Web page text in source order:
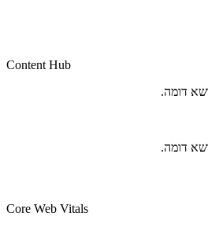
Content Hub
דומה.
דומה.
Core Web Vitals